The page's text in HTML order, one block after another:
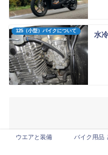
125（小型）バイクについて 水
ウエアと装備 バイク用品